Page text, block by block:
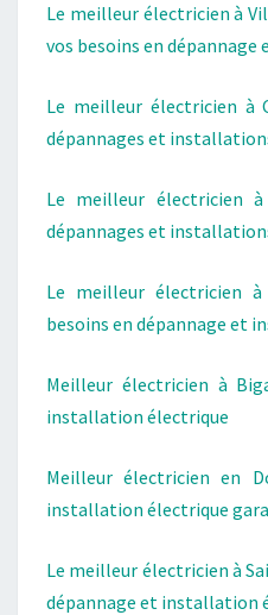
Le meilleur électricien à
vos besoins en
Le meilleur électricien à
dépannages et
Le meilleur électricien
dépannages et
Le meilleur électricien
besoins en dépannage et
Meilleur électricien à
installation électrique
Meilleur électricien en
installation électrique
Le meilleur électricien à
dépannage et installation